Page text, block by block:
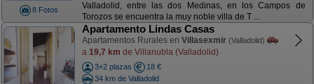
8 Fotos
Valladolid, entre las dos Medinas, en los Campos de
Torozos se encuentra la muy noble villa de T ...
Apartamento Lindas Casas
Apartamentos Rurales en Villasexmir (Valladolid)
a 19,7 km de Villanubla (Valladolid)
3+2 plazas
18 €
34 km de Valladolid